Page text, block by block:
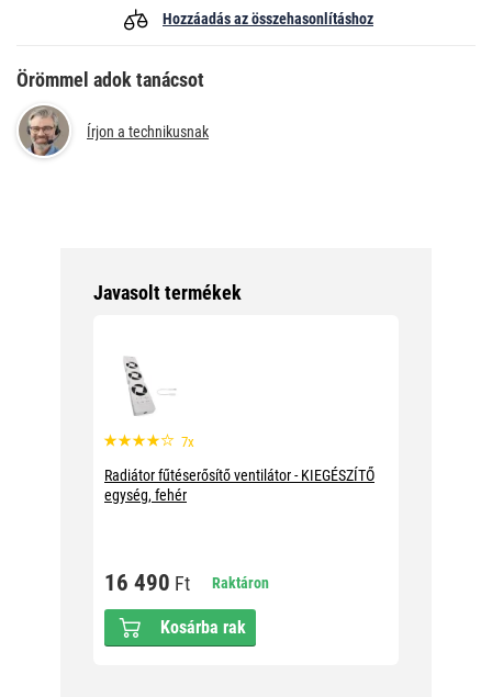
Hozzáadás az összehasonlításhoz
Örömmel adok tanácsot
Írjon a technikusnak
Javasolt termékek
7x
Radiátor fűtéserősítő ventilátor - KIEGÉSZÍTŐ
egység, fehér
16 490 Ft Raktáron
Kosárba rak